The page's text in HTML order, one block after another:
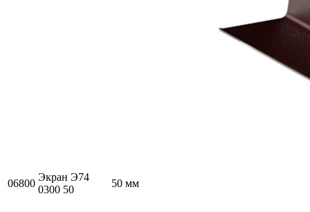
06800
Экран Э74
0300 50
50 мм